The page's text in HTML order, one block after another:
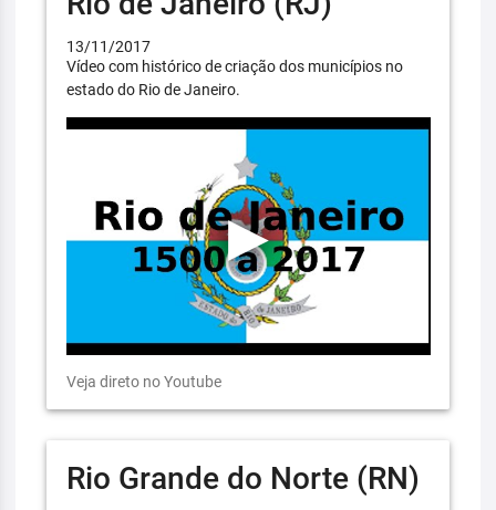
13/11/2017
Vídeo com histórico de criação dos municípios no
estado do Rio de Janeiro.
Veja direto no Youtube
Rio Grande do Norte (RN)